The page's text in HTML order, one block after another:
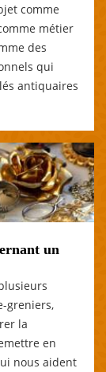
comme
métier
des
qui
antiquaires
un
greniers,
la
en
nous aident